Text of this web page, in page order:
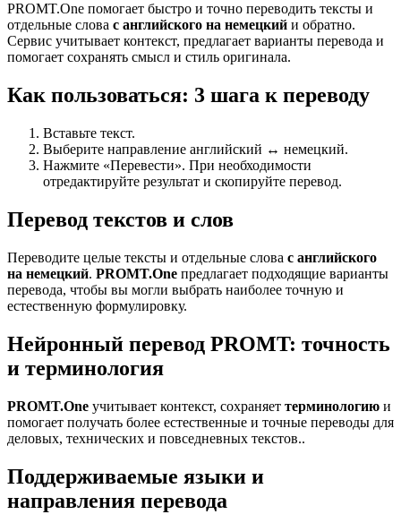
PROMT.One помогает быстро и точно переводить тексты и
отдельные слова с английского на немецкий и обратно.
Сервис учитывает контекст, предлагает варианты перевода и
помогает сохранять смысл и стиль оригинала.
Как пользоваться: 3 шага к переводу
Вставьте текст.
Выберите направление английский ↔ немецкий.
Нажмите «Перевести». При необходимости
отредактируйте результат и скопируйте перевод.
Перевод текстов и слов
Переводите целые тексты и отдельные слова с английского
на немецкий. PROMT.One предлагает подходящие варианты
перевода, чтобы вы могли выбрать наиболее точную и
естественную формулировку.
Нейронный перевод PROMT: точность
и терминология
PROMT.One учитывает контекст, сохраняет терминологию и
помогает получать более естественные и точные переводы для
деловых, технических и повседневных текстов..
Поддерживаемые языки и
направления перевода